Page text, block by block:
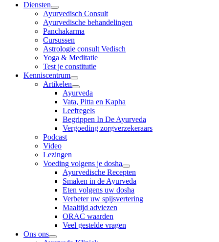
Diensten
Ayurvedisch Consult
Ayurvedische behandelingen
Panchakarma
Cursussen
Astrologie consult Vedisch
Yoga & Meditatie
Test je constitutie
Kenniscentrum
Artikelen
Ayurveda
Vata, Pitta en Kapha
Leefregels
Begrippen In De Ayurveda
Vergoeding zorgverzekeraars
Podcast
Video
Lezingen
Voeding volgens je dosha
Ayurvedische Recepten
Smaken in de Ayurveda
Eten volgens uw dosha
Verbeter uw spijsvertering
Maaltijd adviezen
ORAC waarden
Veel gestelde vragen
Ons ons